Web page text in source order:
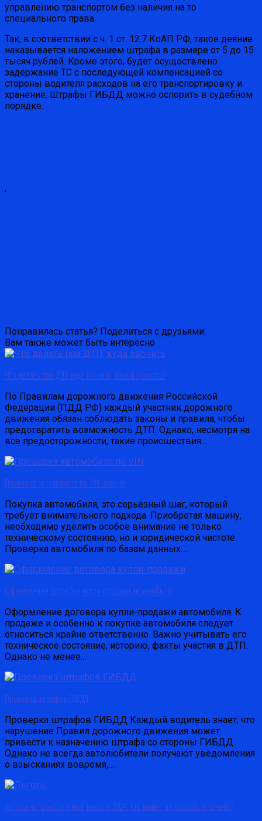
управлению транспортом без наличия на то
специального права.
Так, в соответствии с ч. 1 ст. 12.7 КоАП РФ, такое деяние
наказывается наложением штрафа в размере от 5 до 15
тысяч рублей. Кроме этого, будет осуществлено
задержание ТС с последующей компенсацией со
стороны водителя расходов на его транспортировку и
хранение. Штрафы ГИБДД можно оспорить в судебном
порядке.
,
Понравилась статья? Поделиться с друзьями:
Вам также может быть интересно
Что делать при ДТП, куда звонить, как оформлять?
По Правилам дорожного движения Российской
Федерации (ПДД РФ) каждый участник дорожного
движения обязан соблюдать законы и правила, чтобы
предотвратить возможность ДТП. Однако, несмотря на
все предосторожности, такие происшествия…
Проверка автомобиля по VIN номеру
Покупка автомобиля, это серьезный шаг, который
требует внимательного подхода. Приобретая машину,
необходимо уделить особое внимание не только
техническому состоянию, но и юридической чистоте.
Проверка автомобиля по базам данных…
Оформление договора купли-продажи автомобиля
Оформление договора купли-продажи автомобиля. К
продаже и особенно к покупке автомобиля следует
относиться крайне ответственно. Важно учитывать его
техническое состояние, историю, факты участия в ДТП.
Однако не менее…
Проверка штрафов ГИБДД
Проверка штрафов ГИБДД Каждый водитель знает, что
нарушение Правил дорожного движения может
привести к назначению штрафа со стороны ГИБДД.
Однако не всегда автолюбители получают уведомления
о взысканиях вовремя,…
Льготы на транспортный налог в 2024. Кто может не платить и почему?